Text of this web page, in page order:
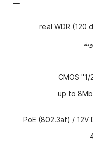
real WDR (120
1/
up to
PoE (802.3af) / 12V